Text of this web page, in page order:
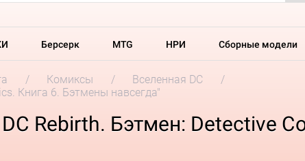
Берсерк MTG НРИ Сборные модели
Комиксы
Вселенная DC
Книга 6. Бэтмены навсегда"
Rebirth. Бэтмен: Detective